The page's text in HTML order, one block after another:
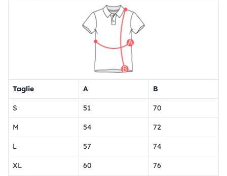
Taglie A B
S 51 70
M 54 72
L 57 74
XL 60 76